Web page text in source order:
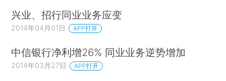
兴业、招行同业业务应变
2014年04月01日 APP打开
中信银行净利增26% 同业业务逆势增加
2014年03月27日 APP打开